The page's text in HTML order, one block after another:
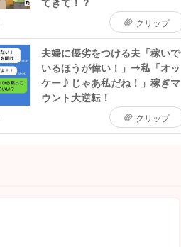
クリップ
夫婦に優劣をつける夫「稼いで
いるほうが偉い！」→私「オッ
ケー♪じゃあ私だね！」稼ぎマ
ウント大逆転！
クリップ